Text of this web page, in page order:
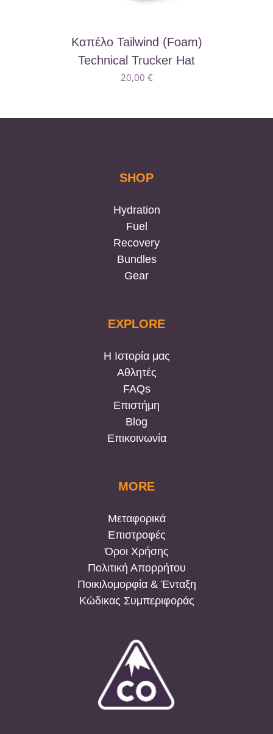
Καπέλο Tailwind (Foam)
Technical Trucker Hat
20,00 €
SHOP
Hydration
Fuel
Recovery
Bundles
Gear
EXPLORE
Η Ιστορία μας
Αθλητές
FAQs
Επιστήμη
Blog
Eπικοινωνία
MORE
Μεταφορικά
Επιστροφές
Όροι Χρήσης
Πολιτική Απορρήτου
Ποικιλομορφία & Ένταξη
Κώδικας Συμπεριφοράς